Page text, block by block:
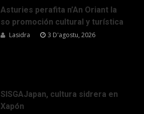
Asturies perafita n’An Oriant la
so promoción cultural y turística
Lasidra 3 D'agostu, 2026
SISGAJapan, cultura sidrera en
Xapón